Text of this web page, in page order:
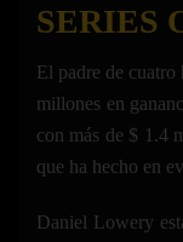
SERIES
El padre de cuatro
millones en
con más de $ 1.4
que ha hecho en
Daniel Lowery